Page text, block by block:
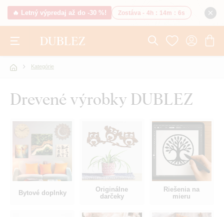
🔥 Letný výpredaj až do -30 %! Zostáva - 4h : 14m : 5s
Kategórie
Drevené výrobky DUBLEZ
Bytové doplnky
Originálne
darčeky
Riešenia na
mieru